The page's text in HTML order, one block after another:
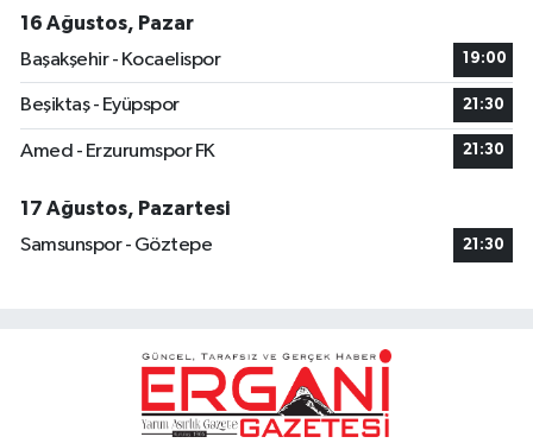
16 Ağustos, Pazar
Başakşehir - Kocaelispor
19:00
Beşiktaş - Eyüpspor 21:30
Amed - Erzurumspor FK 21:30
17 Ağustos, Pazartesi
Samsunspor - Göztepe
21:30